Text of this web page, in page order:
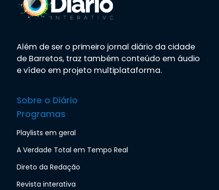
Além de ser o primeiro jornal diário da cidade
de Barretos, traz também conteúdo em áudio
e vídeo em projeto multiplataforma.
Sobre o Diário
Programas
Playlists em geral
A Verdade Total em Tempo Real
Direto da Redação
Revista interativa